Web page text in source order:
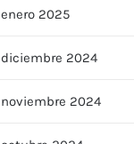
enero 2025
diciembre 2024
noviembre 2024